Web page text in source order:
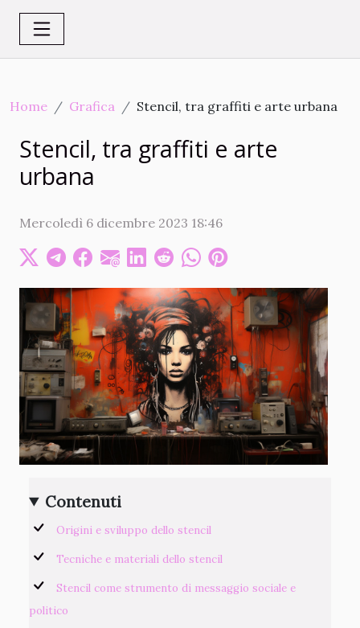
Home Grafica Stencil, tra graffiti e arte urbana
Stencil, tra graffiti e arte
urbana
Mercoledì 6 dicembre 2023 18:46
Contenuti
Origini e sviluppo dello stencil
Tecniche e materiali dello stencil
Stencil come strumento di messaggio sociale e
politico